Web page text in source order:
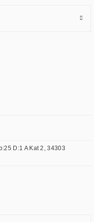
D:1 A Kat 2, 34303